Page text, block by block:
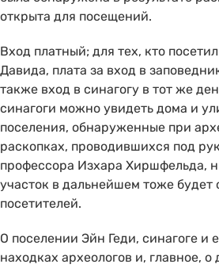
открыта для посещений.
Вход платный; для тех, кто
Давида, плата за вход в
также вход в синагогу в тот же
синагоги можно увидеть дома и
поселения, обнаруженные при
раскопках, проводившихся под
профессора Изхара Хиршфельда,
участок в дальнейшем тоже будет
посетителей.
О поселении Эйн Геди, синагоге и
находках археологов и, главное,